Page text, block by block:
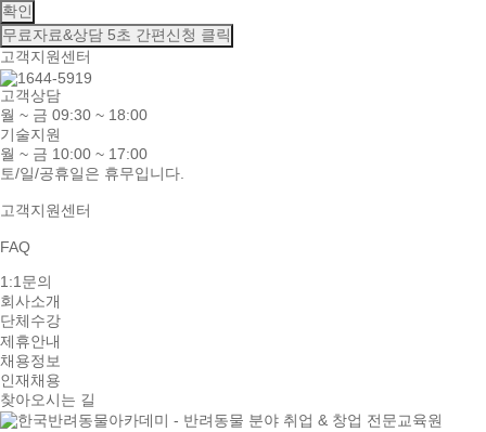
확인
무료자료&상담 5초 간편신청 클릭
고객지원센터
고객상담
월 ~ 금 09:30 ~ 18:00
기술지원
월 ~ 금 10:00 ~ 17:00
토/일/공휴일은 휴무입니다.
고객지원센터
FAQ
1:1문의
회사소개
단체수강
제휴안내
채용정보
인재채용
찾아오시는 길